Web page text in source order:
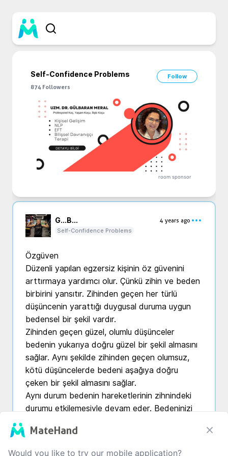
Self-Confidence Problems
Follow
874 Followers
room sponsor
G...B...
4 years ago
Self-Confidence Problems
Özgüven
Düzenli yapılan egzersiz kişinin öz güvenini
arttırmaya yardımcı olur. Çünkü zihin ve beden
birbirini yansıtır. Zihinden geçen her türlü
düşüncenin yarattığı duygusal duruma uygun
bedensel bir şekil vardır.
Zihinden geçen güzel, olumlu düşünceler
bedenin yukarıya doğru güzel bir şekil almasını
sağlar. Aynı şekilde zihinden geçen olumsuz,
kötü düşüncelerde bedeni aşağıya doğru
çeken bir şekil almasını sağlar.
Aynı durum bedenin hareketlerinin zihnindeki
durumu etkilemesiyle devam eder. Bedeninizi
ve olumlu düşüncelere yönelir.
MateHand
Would you like to try our mobile application?